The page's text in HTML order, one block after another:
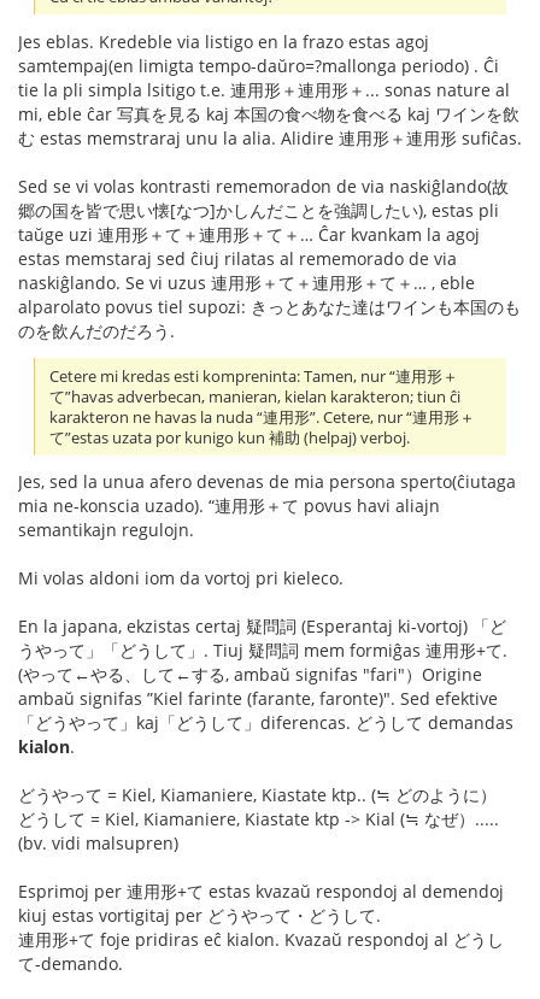
Jes eblas. Kredeble via listigo en la frazo estas agoj
samtempaj(en limigta tempo-daŭro=?mallonga periodo) . Ĉi
tie la pli simpla lsitigo t.e. 連用形＋連用形＋... sonas nature al
mi, eble ĉar 写真を見る kaj 本国の食べ物を食べる kaj ワインを飲
む estas memstraraj unu la alia. Alidire 連用形＋連用形 sufiĉas.
Sed se vi volas kontrasti rememoradon de via naskiĝlando(故
郷の国を皆で思い懐[なつ]かしんだことを強調したい), estas pli
taŭge uzi 連用形＋て＋連用形＋て＋… Ĉar kvankam la agoj
estas memstaraj sed ĉiuj rilatas al rememorado de via
naskiĝlando. Se vi uzus 連用形＋て＋連用形＋て＋… , eble
alparolato povus tiel supozi: きっとあなた達はワインも本国のも
のを飲んだのだろう.
Cetere mi kredas esti kompreninta: Tamen, nur “連用形＋
て”havas adverbecan, manieran, kielan karakteron; tiun ĉi
karakteron ne havas la nuda “連用形”. Cetere, nur “連用形＋
て”estas uzata por kunigo kun 補助 (helpaj) verboj.
Jes, sed la unua afero devenas de mia persona sperto(ĉiutaga
mia ne-konscia uzado). “連用形＋て povus havi aliajn
semantikajn regulojn.
Mi volas aldoni iom da vortoj pri kieleco.
En la japana, ekzistas certaj 疑問詞 (Esperantaj ki-vortoj) 「ど
うやって」「どうして」. Tiuj 疑問詞 mem formiĝas 連用形+て.
(やって←やる、して←する, ambaŭ signifas "fari"）Origine
ambaŭ signifas ”Kiel farinte (farante, faronte)". Sed efektive
「どうやって」kaj「どうして」diferencas. どうして demandas
kialon.
どうやって = Kiel, Kiamaniere, Kiastate ktp.. (≒ どのように）
どうして = Kiel, Kiamaniere, Kiastate ktp -> Kial (≒ なぜ）.....
(bv. vidi malsupren)
Esprimoj per 連用形+て estas kvazaŭ respondoj al demendoj
kiuj estas vortigitaj per どうやって・どうして.
連用形+て foje pridiras eĉ kialon. Kvazaŭ respondoj al どうし
て-demando.